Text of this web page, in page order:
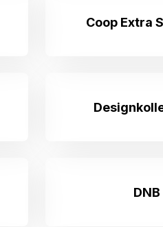
Coop Extra
DNB